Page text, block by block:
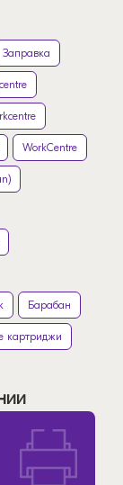
Заправка
WorkCentre
Барабан
картриджи